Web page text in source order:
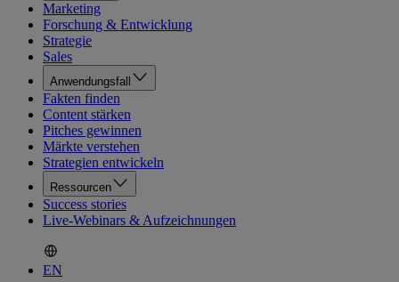
Marketing
Forschung & Entwicklung
Strategie
Sales
Anwendungsfall
Fakten finden
Content stärken
Pitches gewinnen
Märkte verstehen
Strategien entwickeln
Ressourcen
Success stories
Live-Webinars & Aufzeichnungen
EN